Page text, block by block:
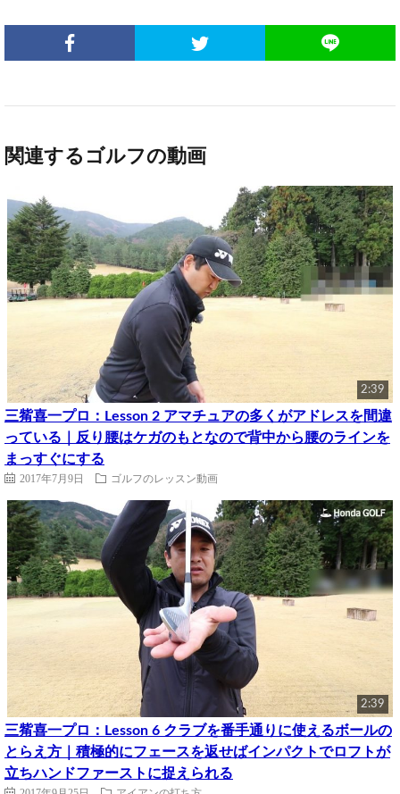
関連するゴルフの動画
2:39
三觜喜一プロ：Lesson 2 アマチュアの多くがアドレスを間違
っている｜反り腰はケガのもとなので背中から腰のラインを
まっすぐにする
2017年7月9日 ゴルフのレッスン動画
2:39
三觜喜一プロ：Lesson 6 クラブを番手通りに使えるボールの
とらえ方｜積極的にフェースを返せばインパクトでロフトが
立ちハンドファーストに捉えられる